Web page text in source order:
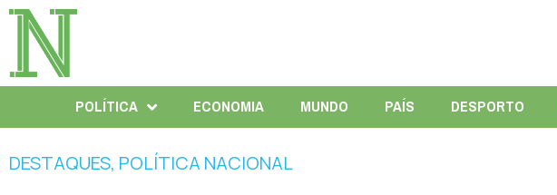
POLÍTICA ECONOMIA MUNDO PAÍS DESPORTO
DESTAQUES, POLÍTICA NACIONAL